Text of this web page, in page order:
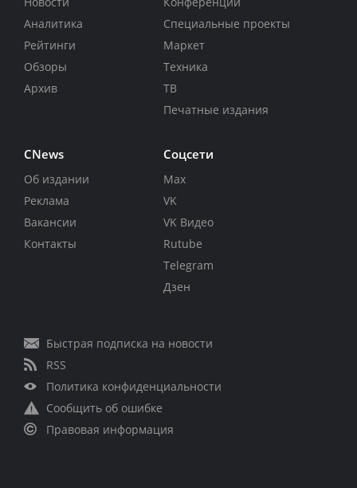
Аналитика
Рейтинги
Обзоры
Архив
Специальные проекты
Маркет
Техника
ТВ
Печатные издания
CNews
Об издании
Реклама
Вакансии
Контакты
Соцсети
Max
VK
VK Видео
Rutube
Telegram
Дзен
Быстрая подписка на новости
RSS
Политика конфиденциальности
Сообщить об ошибке
Правовая информация